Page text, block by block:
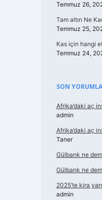
Temmuz 26,
Tam altın Ne
Temmuz 25,
Kas için hangi
Temmuz 24,
SON
Afrika’daki aç
admin
Afrika’daki aç
Taner
Gülbank ne
Gülbank ne
2025’te kira
admin